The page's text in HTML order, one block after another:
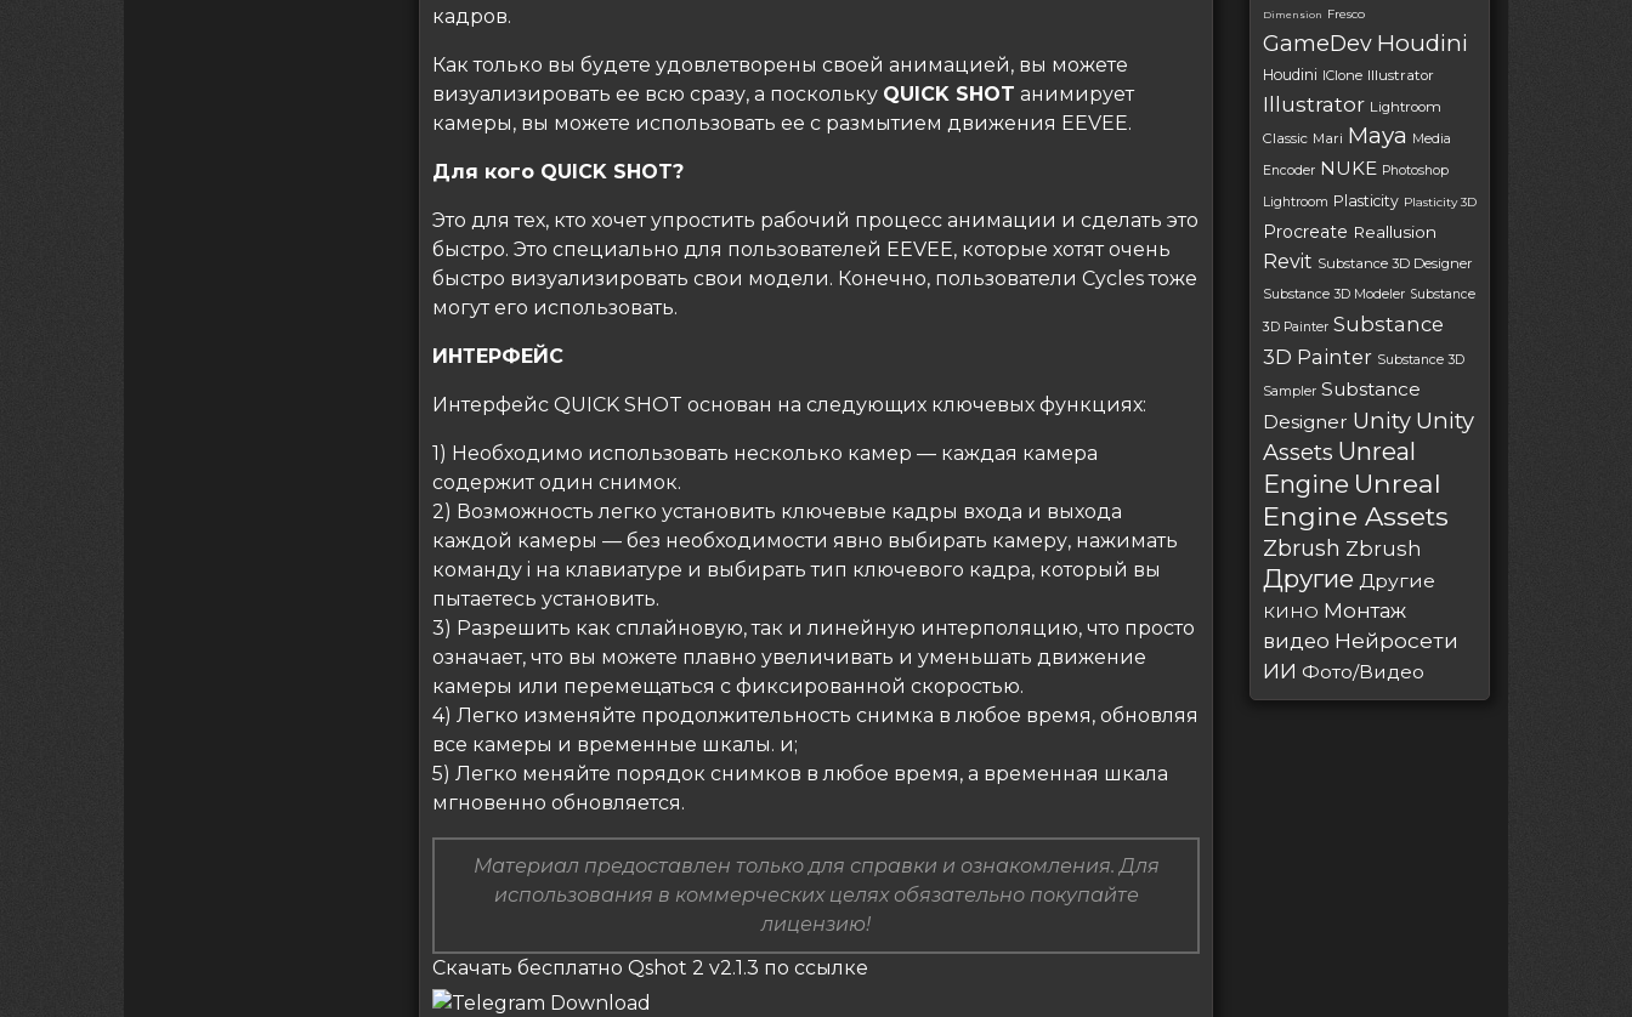
кадров.
Как только вы будете удовлетворены своей анимацией, вы можете
визуализировать ее всю сразу, а поскольку QUICK SHOT анимирует
камеры, вы можете использовать ее с размытием движения EEVEE.
Для кого QUICK SHOT?
Это для тех, кто хочет упростить рабочий процесс анимации и сделать это
быстро. Это специально для пользователей EEVEE, которые хотят очень
быстро визуализировать свои модели. Конечно, пользователи Cycles тоже
могут его использовать.
ИНТЕРФЕЙС
Интерфейс QUICK SHOT основан на следующих ключевых функциях:
1) Необходимо использовать несколько камер — каждая камера
содержит один снимок.
2) Возможность легко установить ключевые кадры входа и выхода
каждой камеры — без необходимости явно выбирать камеру, нажимать
команду i на клавиатуре и выбирать тип ключевого кадра, который вы
пытаетесь установить.
3) Разрешить как сплайновую, так и линейную интерполяцию, что просто
означает, что вы можете плавно увеличивать и уменьшать движение
камеры или перемещаться с фиксированной скоростью.
4) Легко изменяйте продолжительность снимка в любое время, обновляя
все камеры и временные шкалы. и;
5) Легко меняйте порядок снимков в любое время, а временная шкала
мгновенно обновляется.
Материал предоставлен только для справки и ознакомления. Для
использования в коммерческих целях обязательно покупайте
лицензию!
Скачать бесплатно Qshot 2 v2.1.3 по ссылке
Dimension Fresco
GameDev Houdini
Houdini IClone Illustrator
Illustrator Lightroom
Classic Mari Maya
Media
Encoder NUKE Photoshop
Lightroom Plasticity Plasticity 3D
Procreate Reallusion
Revit Substance 3D Designer
Substance 3D Modeler Substance
3D Painter Substance
3D Painter Substance 3D
Sampler Substance
Designer Unity Unity
Assets Unreal
Engine Unreal
Engine Assets
Zbrush Zbrush
Другие Другие
КИНО Монтаж
видео Нейросети
ИИ Фото/Видео